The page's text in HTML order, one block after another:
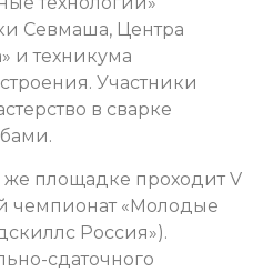
Севмаша, Центра
и техникума
Участники
в сварке
же площадке проходит V
чемпионат «Молодые
Россия»).
сдаточного